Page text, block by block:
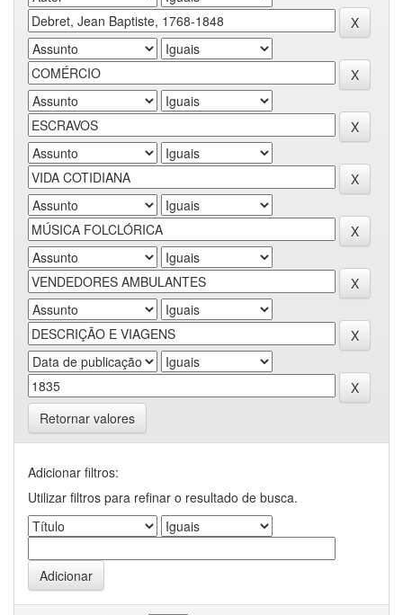
Retornar valores
Adicionar filtros:
Utilizar filtros para refinar o resultado de busca.